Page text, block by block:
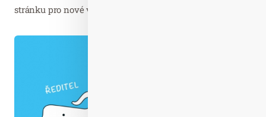
stránku pro nové výsledky...